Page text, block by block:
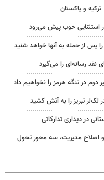
و پاکستان
استثنایی خوب پیش می‌رود
پس از حمله به آنها خواهد شنید
رسانه‌ای را می‌گیرد
در تنگه هرمز را نخواهیم داد
تبریز را به آتش کشید
در دیداری تدارکاتی
و اصلاح مدیریت، سه محور تحول